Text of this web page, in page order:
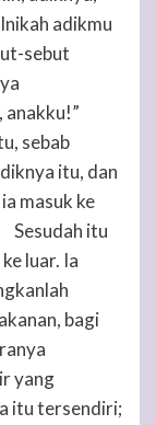
adikmu
sebut
anakku!”
sebab
itu, dan
masuk ke
Sesudah itu
luar. Ia
bagi
yang
itu tersendiri;